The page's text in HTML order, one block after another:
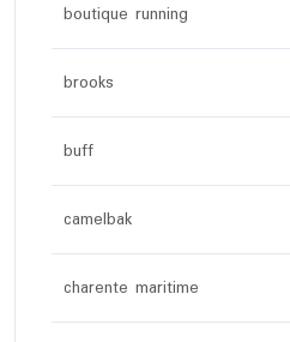
boutique running
brooks
buff
camelbak
charente maritime